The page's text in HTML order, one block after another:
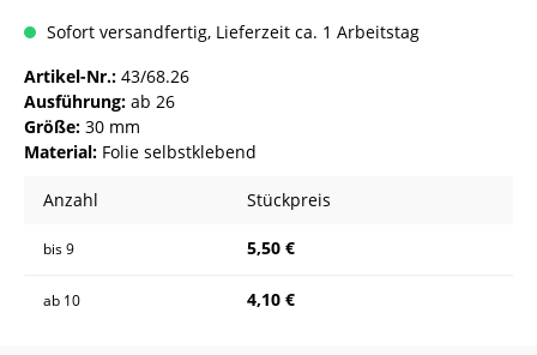
Sofort versandfertig, Lieferzeit ca. 1 Arbeitstag
Artikel-Nr.: 43/68.26
Ausführung: ab 26
Größe: 30 mm
Material: Folie selbstklebend
Anzahl Stückpreis
bis9 5,50 €
ab 10 4,10 €